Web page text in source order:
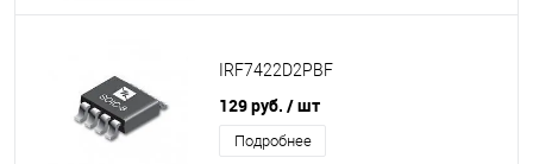
IRF7422D2PBF
129 руб. / шт
Подробнее